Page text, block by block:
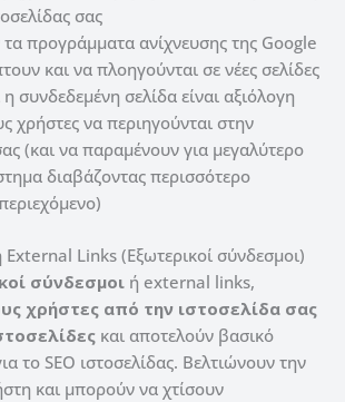
σας
προγράμματα ανίχνευσης της Google
και να πλοηγούνται σε νέες σελίδες
η συνδεδεμένη σελίδα είναι αξιόλογη
χρήστες να περιηγούνται στην
(και να παραμένουν για μεγαλύτερο
διαβάζοντας περισσότερο
Links (Εξωτερικοί σύνδεσμοι)
σύνδεσμοι ή external links,
χρήστες από την ιστοσελίδα σας
και αποτελούν βασικό
το SEO ιστοσελίδας. Βελτιώνουν την
και μπορούν να χτίσουν